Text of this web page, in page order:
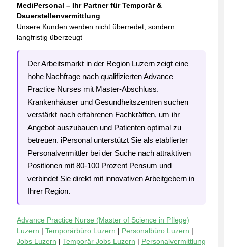
MediPersonal – Ihr Partner für Temporär &
Dauerstellenvermittlung
Unsere Kunden werden nicht überredet, sondern
langfristig überzeugt
Der Arbeitsmarkt in der Region Luzern zeigt eine
hohe Nachfrage nach qualifizierten Advance
Practice Nurses mit Master-Abschluss.
Krankenhäuser und Gesundheitszentren suchen
verstärkt nach erfahrenen Fachkräften, um ihr
Angebot auszubauen und Patienten optimal zu
betreuen. iPersonal unterstützt Sie als etablierter
Personalvermittler bei der Suche nach attraktiven
Positionen mit 80-100 Prozent Pensum und
verbindet Sie direkt mit innovativen Arbeitgebern in
Ihrer Region.
Advance Practice Nurse (Master of Science in Pflege)
Luzern | Temporärbüro Luzern | Personalbüro Luzern |
Jobs Luzern | Temporär Jobs Luzern | Personalvermittlung